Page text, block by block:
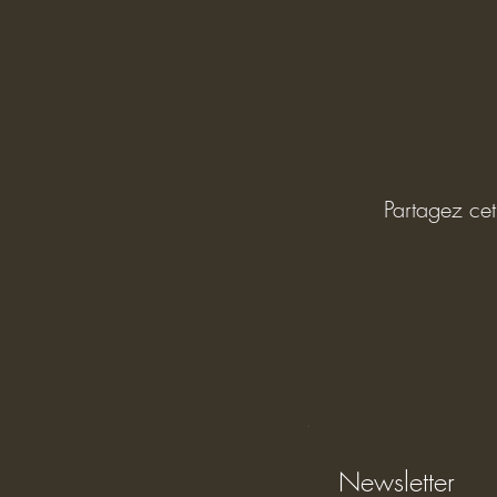
Partagez
Newsletter